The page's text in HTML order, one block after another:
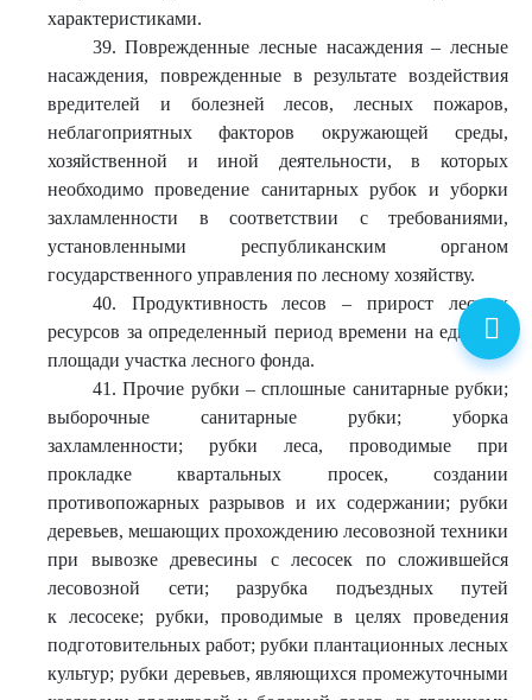
характеристиками.
39. Поврежденные лесные насаждения – лесные
насаждения, поврежденные в результате воздействия
вредителей и болезней лесов, лесных пожаров,
неблагоприятных факторов окружающей среды,
хозяйственной и иной деятельности, в которых
необходимо проведение санитарных рубок и уборки
захламленности в соответствии с требованиями,
установленными республиканским органом
государственного управления по лесному хозяйству.
40. Продуктивность лесов – прирост лесных
ресурсов за определенный период времени на единице
площади участка лесного фонда.
41. Прочие рубки – сплошные санитарные рубки;
выборочные санитарные рубки; уборка
захламленности; рубки леса, проводимые при
прокладке квартальных просек, создании
противопожарных разрывов и их содержании; рубки
деревьев, мешающих прохождению лесовозной техники
при вывозке древесины с лесосек по сложившейся
лесовозной сети; разрубка подъездных путей
к лесосеке; рубки, проводимые в целях проведения
подготовительных работ; рубки плантационных лесных
культур; рубки деревьев, являющихся промежуточными